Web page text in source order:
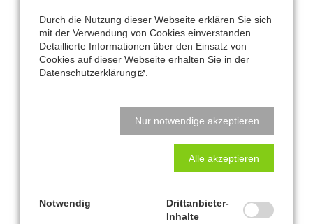
25 Euro Rabatt bei
gleichzeitiger Buchung von
Cantienica®-
Faceforming I +
II
90 Minuten (Teil II): 55 €
Durch die Nutzung dieser Webseite erklären Sie sich
mit der Verwendung von Cookies einverstanden.
Detaillierte Informationen über den Einsatz von
Cookies auf dieser Webseite erhalten Sie in der
Datenschutzerklärung
Nur notwendige akzeptieren
Alle akzeptieren
Notwendig
Drittanbieter-
Inhalte